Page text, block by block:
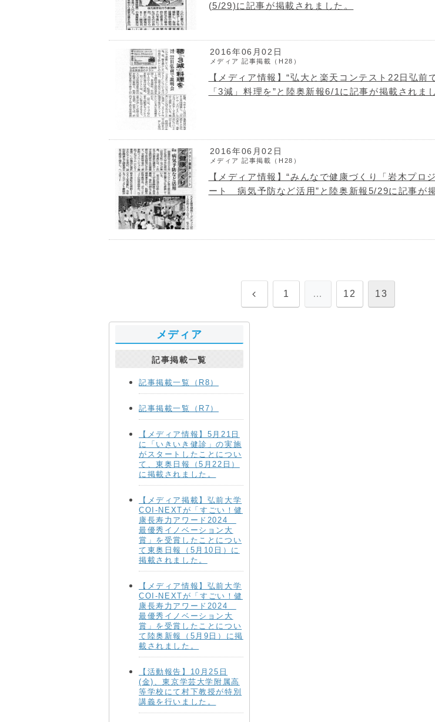
(5/29)に記事が掲載されました。
2016年06月02日
メディア 記事掲載（H28）
【メディア情報】“弘大と楽天コンテスト22日弘
「3減」料理を”と陸奥新報6/1に記事が掲載されま
2016年06月02日
メディア 記事掲載（H28）
【メディア情報】“みんなで健康づくり「岩木プロ
ート 病気予防など活用”と陸奥新報5/29に記事が
前 1 … 12 13
メディア
記事掲載一覧
記事掲載一覧（R8）
記事掲載一覧（R7）
【メディア情報】5月21日
に「いきいき健診」の実施
がスタートしたことについ
て、東奥日報（5月22日）
に掲載されました。
【メディア掲載】弘前大学
COI-NEXTが「すごい！健
康長寿力アワード2024
最優秀イノベーション大
賞」を受賞したことについ
て東奥日報（5月10日）に
掲載されました。
【メディア情報】弘前大学
COI-NEXTが「すごい！健
康長寿力アワード2024
最優秀イノベーション大
賞」を受賞したことについ
て陸奥新報（5月9日）に掲
載されました。
【活動報告】10月25日
(金)、東京学芸大学附属高
等学校にて村下教授が特別
講義を行いました。